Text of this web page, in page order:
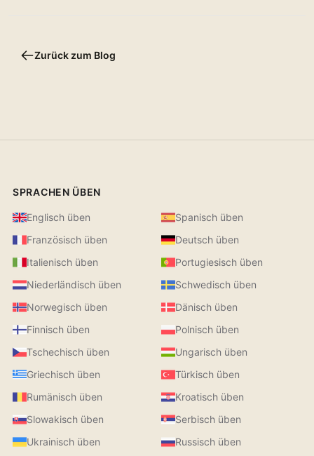
Zurück zum Blog
SPRACHEN ÜBEN
Englisch üben
Spanisch üben
Französisch üben
Deutsch üben
Italienisch üben
Portugiesisch üben
Niederländisch üben
Schwedisch üben
Norwegisch üben
Dänisch üben
Finnisch üben
Polnisch üben
Tschechisch üben
Ungarisch üben
Griechisch üben
Türkisch üben
Rumänisch üben
Kroatisch üben
Slowakisch üben
Serbisch üben
Ukrainisch üben
Russisch üben